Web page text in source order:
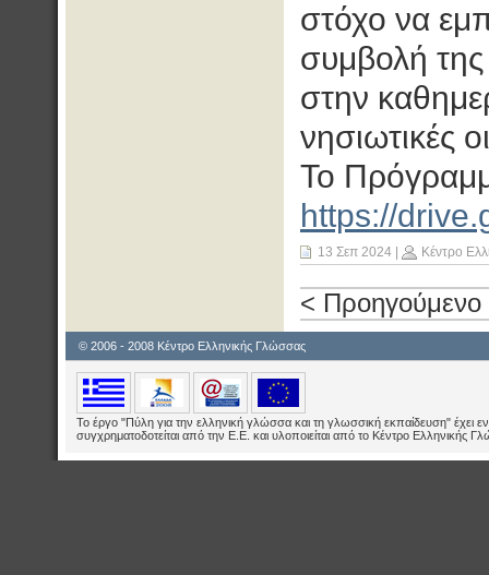
στόχο να
συμβολή της
στην
νησιωτικές
Το
https://
13 Σεπ 2024 Κέντρο
< Προηγούμενο
© 2006 - 2008 Κέντρο Ελληνικής Γλώσσας
Το έργο "Πύλη για την ελληνική γλώσσα και τη γλωσσική εκπαίδευση" έχει
συγχρηματοδοτείται από την Ε.E. και υλοποιείται από το Κέντρο Ελληνικής